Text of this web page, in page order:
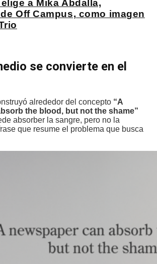
a Mika Abdalla,
Off Campus, como imagen
se convierte en el
alrededor del concepto “A
the blood, but not the shame”
absorber la sangre, pero no la
que resume el problema que busca